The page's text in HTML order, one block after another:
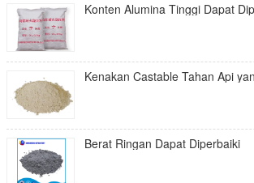
Konten Alumina Tinggi Dapat
Kenakan Castable Tahan Api
Berat Ringan Dapat Diperbaiki